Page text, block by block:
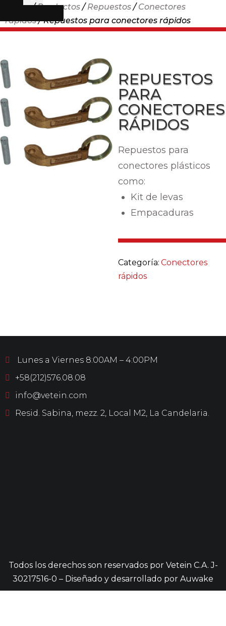
Home/Productos/Repuestos/Conectores
rápidos/ Repuestos para conectores rápidos
REPUESTOS
PARA
CONECTORES
RÁPIDOS
Repuestos para
conectores plásticos
como:
Kit de levas
Empacaduras
Categoría: Conectores
rápidos
Lunes a Viernes 8:00AM – 4:00PM
+58(212)576.08.08
info@vetein.com
Resid. Sabina, mezz. 2, Local M2, La Candelaria.
Todos los derechos son reservados por Vetein C.A. J-
30217516-0 – Diseñado y desarrollado por Auwake